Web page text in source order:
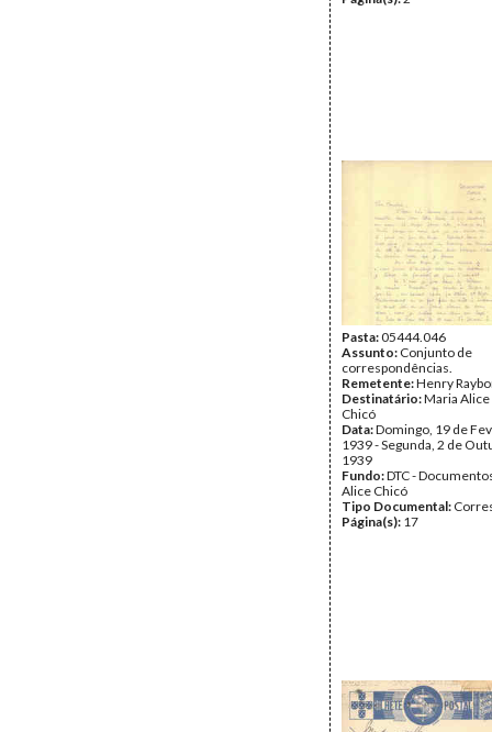
Pasta:05444.046
Assunto: Conjunto de
correspondências.
Remetente:Henry
Destinatário:Maria Alice
Chicó
Data:Domingo, 19 de
1939 - Segunda, 2 de
1939
Fundo:DTC -
Alice Chicó
Tipo Documental:
Página(s): 17